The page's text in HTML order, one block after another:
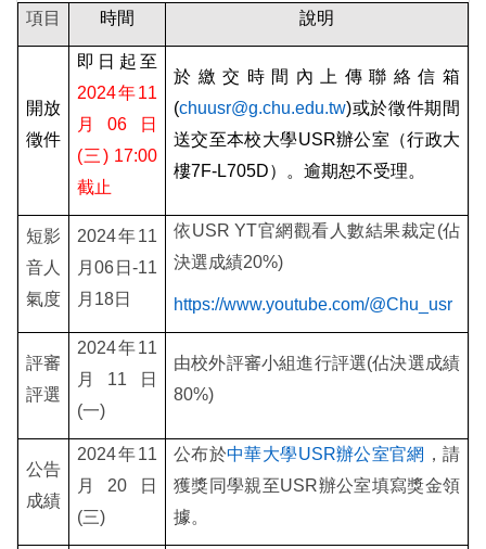
項目 時間 說明
開放
徵件
即日起至
2024年11
月06日
(三) 17:00
截止
於繳交時間內上傳聯絡信箱
(chuusr@g.chu.edu.tw)或於徵件期間
送交至本校大學USR辦公室（行政大
樓7F-L705D）。逾期恕不受理。
短影
音人
氣度
2024年11
月06日-11
月18日
依USR YT官網觀看人數結果裁定(佔
決選成績20%)
https://www.youtube.com/@Chu_usr
評審
評選
2024年11
月11日
(一)
由校外評審小組進行評選(佔決選成績
80%)
公告
成績
2024年11
月20日
(三)
公布於中華大學USR辦公室官網 ，請
獲獎同學親至USR辦公室填寫獎金領
據。